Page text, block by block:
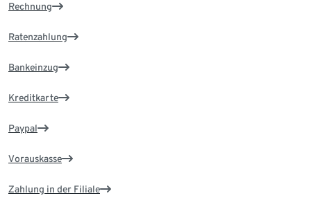
Rechnung
Ratenzahlung
Bankeinzug
Kreditkarte
Paypal
Vorauskasse
Zahlung in der Filiale